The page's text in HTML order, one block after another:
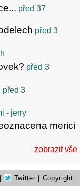
před 37
před 3
před 3
před 3
- jerry
merici
zobrazit vše
Twitter | Copyright